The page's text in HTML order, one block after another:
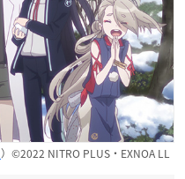
）©2022 NITRO PLUS・EXNOA LL